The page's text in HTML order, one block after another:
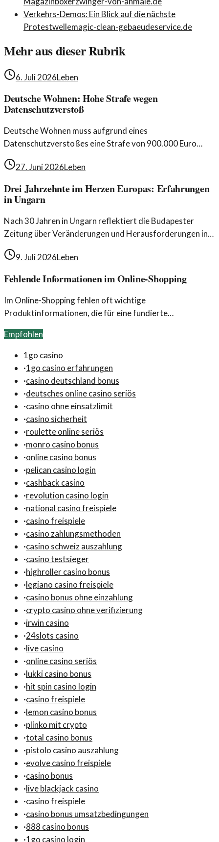
Verkehrs-Demos: Ein Blick auf die nächste
Protestwellemagic-clean-gebaeudeservice.de
Mehr aus dieser Rubrik
6. Juli 2026Leben
Deutsche Wohnen: Hohe Strafe wegen
Datenschutzverstoß
Deutsche Wohnen muss aufgrund eines
Datenschutzverstoßes eine Strafe von 900.000 Euro
zahlen. Dieses Urteil wirft Fragen zur Verantwortung
großer Unternehmen auf.
27. Juni 2026Leben
Drei Jahrzehnte im Herzen Europas: Erfahrungen
in Ungarn
Nach 30 Jahren in Ungarn reflektiert die Budapester
Zeitung über Veränderungen und Herausforderungen in
Budapest.
9. Juli 2026Leben
Fehlende Informationen im Online-Shopping
Im Online-Shopping fehlen oft wichtige
Produktinformationen, die für eine fundierte
unerwarteten Enttäuschungen führen.
Empfohlen
1go casino
·1go casino erfahrungen
·casino deutschland bonus
·deutsches online casino seriös
·casino ohne einsatzlimit
·casino sicherheit
·roulette online seriös
·monro casino bonus
·online casino bonus
·pelican casino login
·cashback casino
·revolution casino login
·national casino freispiele
·casino freispiele
·casino zahlungsmethoden
·casino schweiz auszahlung
·casino testsieger
·highroller casino bonus
·legiano casino freispiele
·casino bonus ohne einzahlung
·crypto casino ohne verifizierung
·irwin casino
·24slots casino
·live casino
·online casino seriös
·lukki casino bonus
·hit spin casino login
·casino freispiele
·lemon casino bonus
·plinko mit crypto
·total casino bonus
·pistolo casino auszahlung
·evolve casino freispiele
·casino bonus
·live blackjack casino
·casino freispiele
·casino bonus umsatzbedingungen
·888 casino bonus
·1go casino login